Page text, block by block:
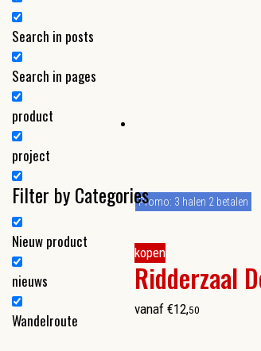
Search in posts
Search in pages
product
project
Filter by Categories
Nieuw product
nieuws
Wandelroute
kopen
Ridderzaal
Promo: 3 halen 2 betalen
vanaf €12,50